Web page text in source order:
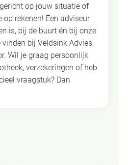
op jouw situatie of
op rekenen! Een adviseur
is, bij de buurt én bij onze
vinden bij Veldsink Advies.
Wil je graag persoonlijk
verzekeringen of heb
vraagstuk? Dan